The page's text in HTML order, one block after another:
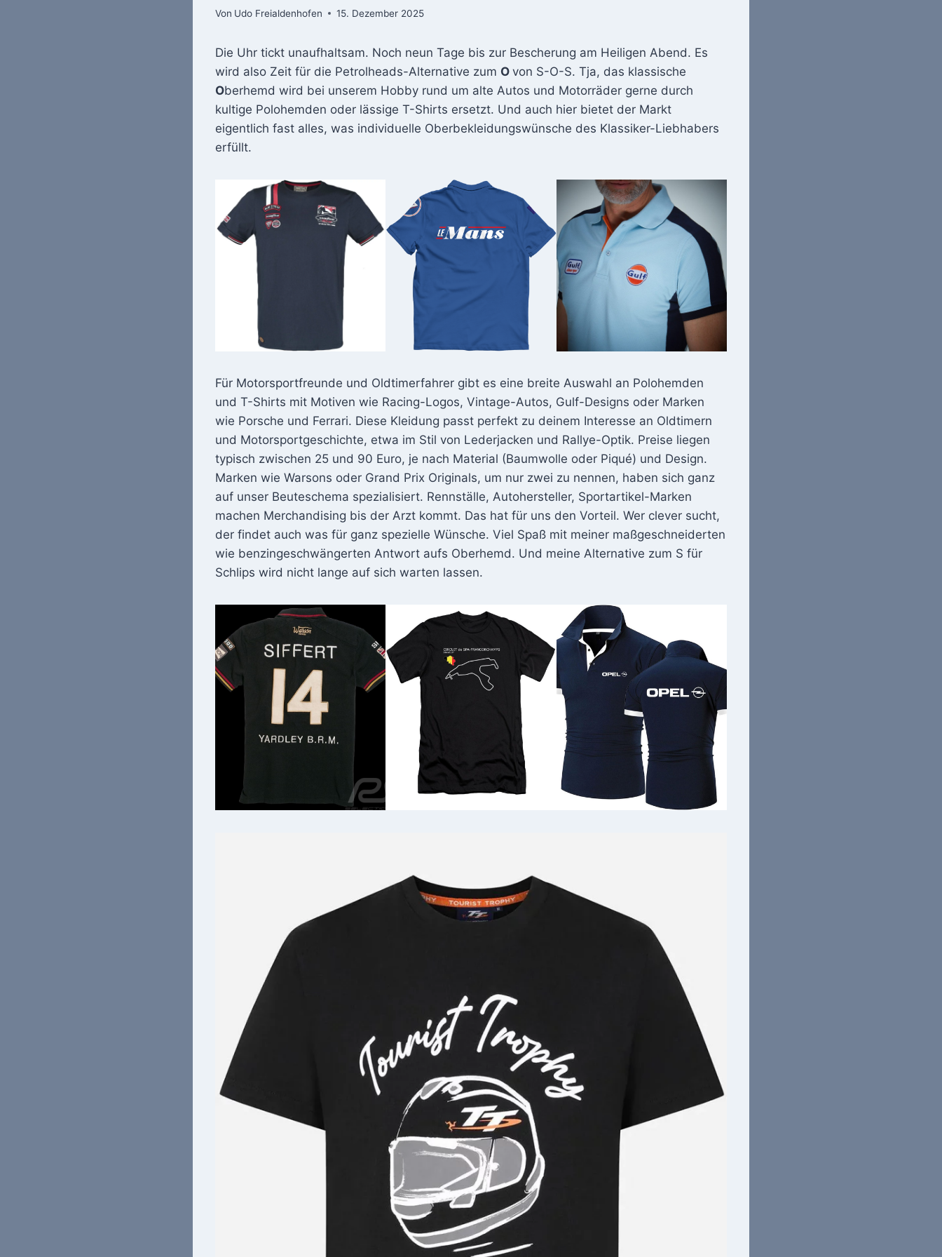
Von Udo Freialdenhofen 15. Dezember 2025
Die Uhr tickt unaufhaltsam. Noch neun Tage bis zur Bescherung am Heiligen Abend. Es
wird also Zeit für die Petrolheads-Alternative zum O von S-O-S. Tja, das klassische
Oberhemd wird bei unserem Hobby rund um alte Autos und Motorräder gerne durch
kultige Polohemden oder lässige T-Shirts ersetzt. Und auch hier bietet der Markt
eigentlich fast alles, was individuelle Oberbekleidungswünsche des Klassiker-Liebhabers
erfüllt.
Für Motorsportfreunde und Oldtimerfahrer gibt es eine breite Auswahl an Polohemden
und T-Shirts mit Motiven wie Racing-Logos, Vintage-Autos, Gulf-Designs oder Marken
wie Porsche und Ferrari. Diese Kleidung passt perfekt zu deinem Interesse an Oldtimern
und Motorsportgeschichte, etwa im Stil von Lederjacken und Rallye-Optik. Preise liegen
typisch zwischen 25 und 90 Euro, je nach Material (Baumwolle oder Piqué) und Design.
Marken wie Warsons oder Grand Prix Originals, um nur zwei zu nennen, haben sich ganz
auf unser Beuteschema spezialisiert. Rennställe, Autohersteller, Sportartikel-Marken
machen Merchandising bis der Arzt kommt. Das hat für uns den Vorteil. Wer clever sucht,
der findet auch was für ganz spezielle Wünsche. Viel Spaß mit meiner maßgeschneiderten
wie benzingeschwängerten Antwort aufs Oberhemd. Und meine Alternative zum S für
Schlips wird nicht lange auf sich warten lassen.